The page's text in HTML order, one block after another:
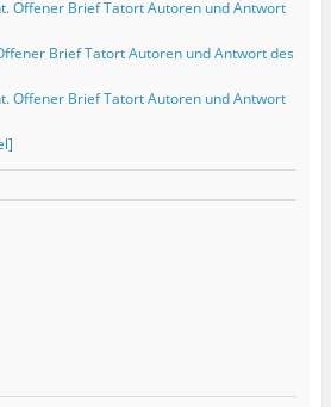
Offener Brief Tatort Autoren und Antwort
Brief Tatort Autoren und Antwort des
Offener Brief Tatort Autoren und Antwort